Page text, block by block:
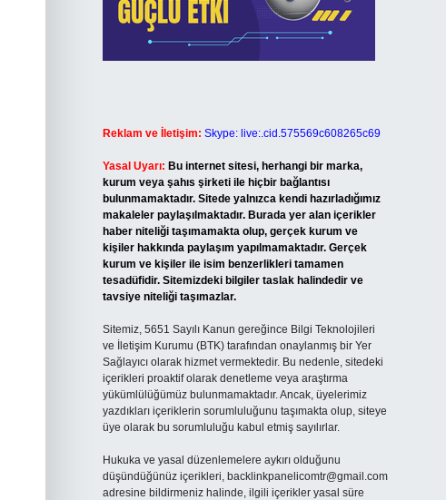
Reklam ve İletişim: Skype: live:.cid.575569c608265c69
Yasal Uyarı: Bu internet sitesi, herhangi bir marka,
kurum veya şahıs şirketi ile hiçbir bağlantısı
bulunmamaktadır. Sitede yalnızca kendi hazırladığımız
makaleler paylaşılmaktadır. Burada yer alan içerikler
haber niteliği taşımamakta olup, gerçek kurum ve
kişiler hakkında paylaşım yapılmamaktadır. Gerçek
kurum ve kişiler ile isim benzerlikleri tamamen
tesadüfidir. Sitemizdeki bilgiler taslak halindedir ve
tavsiye niteliği taşımazlar.
Sitemiz, 5651 Sayılı Kanun gereğince Bilgi Teknolojileri
ve İletişim Kurumu (BTK) tarafından onaylanmış bir Yer
Sağlayıcı olarak hizmet vermektedir. Bu nedenle, sitedeki
içerikleri proaktif olarak denetleme veya araştırma
yükümlülüğümüz bulunmamaktadır. Ancak, üyelerimiz
yazdıkları içeriklerin sorumluluğunu taşımakta olup, siteye
üye olarak bu sorumluluğu kabul etmiş sayılırlar.
Hukuka ve yasal düzenlemelere aykırı olduğunu
düşündüğünüz içerikleri, backlinkpanelicomtr@gmail.com
adresine bildirmeniz halinde, ilgili içerikler yasal süre